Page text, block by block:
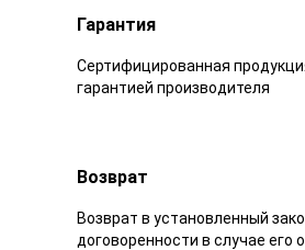
Гарантия
Сертифицированная
гарантией производителя
Возврат
Возврат в установленный
договоренности в случае его